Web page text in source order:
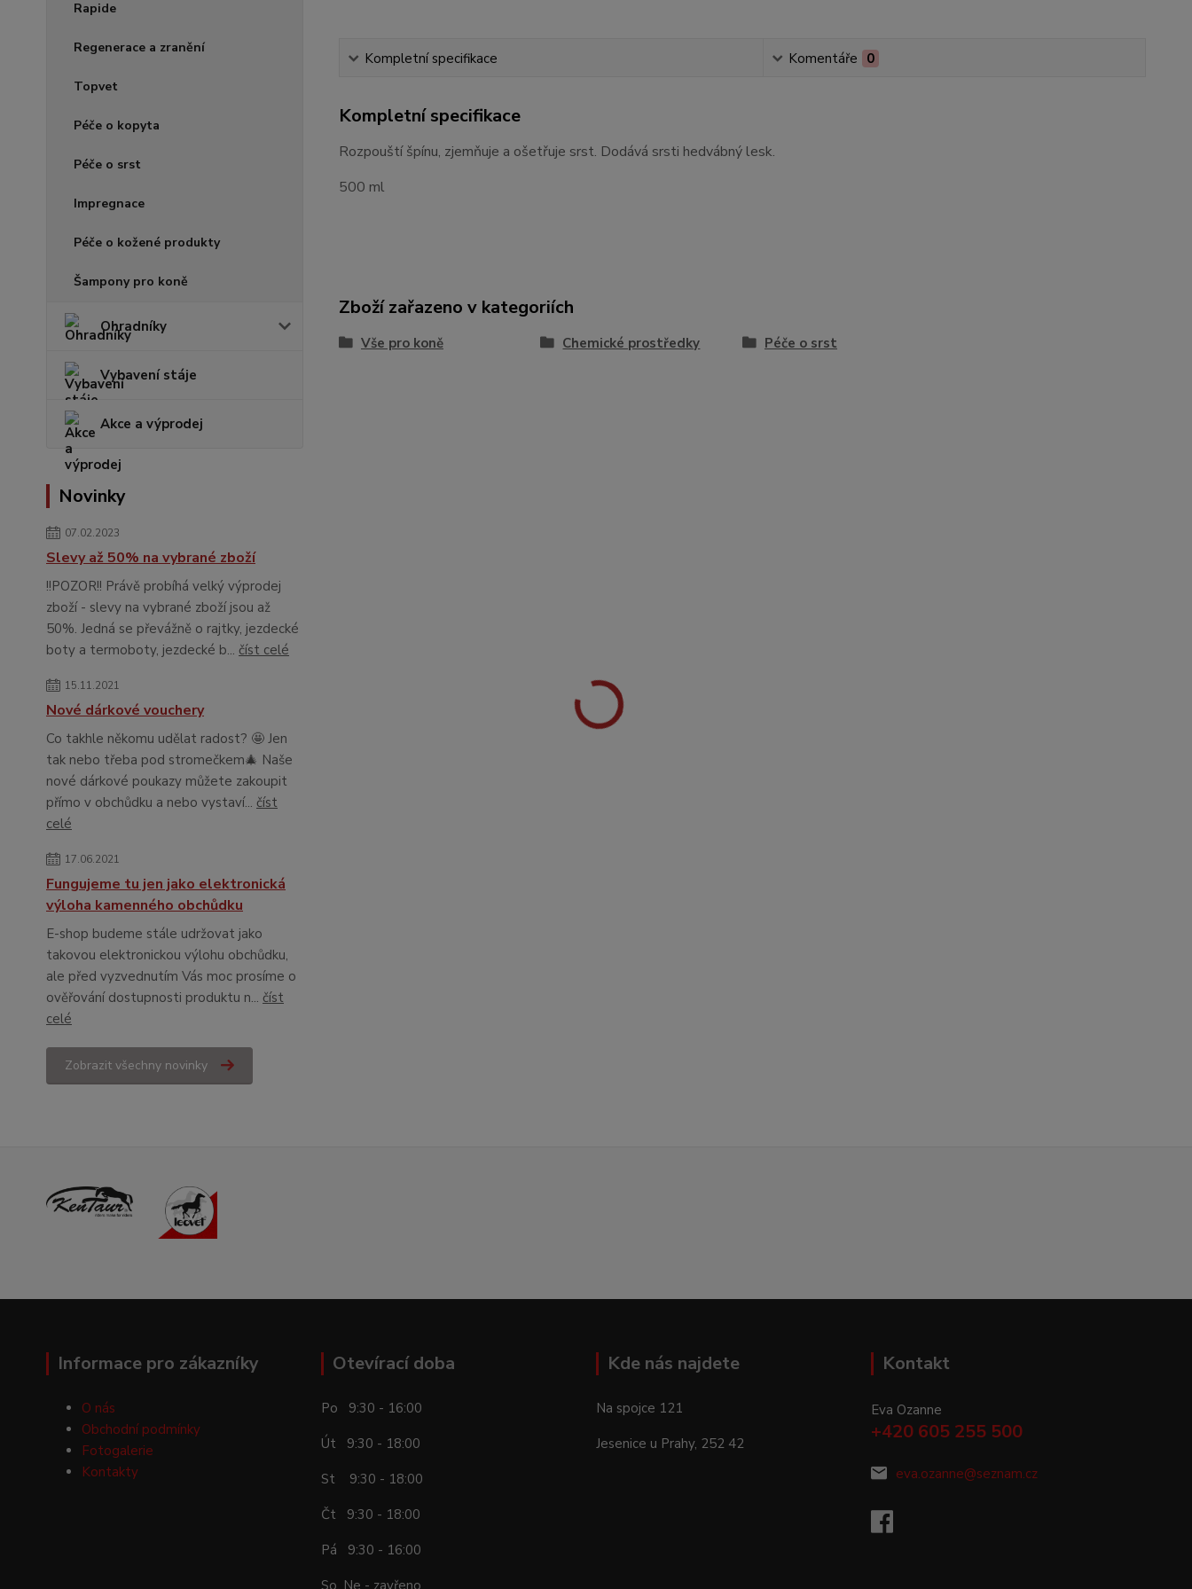
Rapide
Regenerace a zranění
Topvet
Péče o kopyta
Péče o srst
Impregnace
Péče o kožené produkty
Šampony pro koně
Ohradníky
Vybavení stáje
Akce a výprodej
Novinky
07.02.2023
Slevy až 50% na vybrané zboží
!!POZOR!! Právě probíhá velký výprodej
zboží - slevy na vybrané zboží jsou až
50%. Jedná se převážně o rajtky, jezdecké
boty a termoboty, jezdecké b... číst celé
15.11.2021
Nové dárkové vouchery
Co takhle někomu udělat radost? 🤩 Jen
tak nebo třeba pod stromečkem🎄 Naše
nové dárkové poukazy můžete zakoupit
přímo v obchůdku a nebo vystaví... číst
celé
17.06.2021
Fungujeme tu jen jako elektronická
výloha kamenného obchůdku
E-shop budeme stále udržovat jako
takovou elektronickou výlohu obchůdku,
ale před vyzvednutím Vás moc prosíme o
ověřování dostupnosti produktu n... číst
celé
Zobrazit všechny novinky
Kompletní specifikace Komentáře 0
Kompletní specifikace
Rozpouští špínu, zjemňuje a ošetřuje srst. Dodává srsti hedvábný lesk.
500 ml
Zboží zařazeno v kategoriích
Vše pro koně Chemické prostředky Péče o srst
Informace pro zákazníky
O nás
Obchodní podmínky
Fotogalerie
Kontakty
Otevírací doba
Po 9:30 - 16:00
Út 9:30 - 18:00
St 9:30 - 18:00
Čt 9:30 - 18:00
Pá 9:30 - 16:00
Kde nás najdete
Na spojce 121
Jesenice u Prahy, 252 42
Kontakt
Eva Ozanne
+420 605 255 500
eva.ozanne@seznam.cz